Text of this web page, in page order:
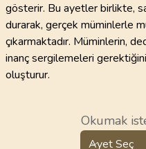
gösterir. Bu ayetler birlikte,
durarak, gerçek müminlerle
çıkarmaktadır. Müminlerin,
inanç sergilemeleri
oluşturur.
Okumak
Ayet Seç